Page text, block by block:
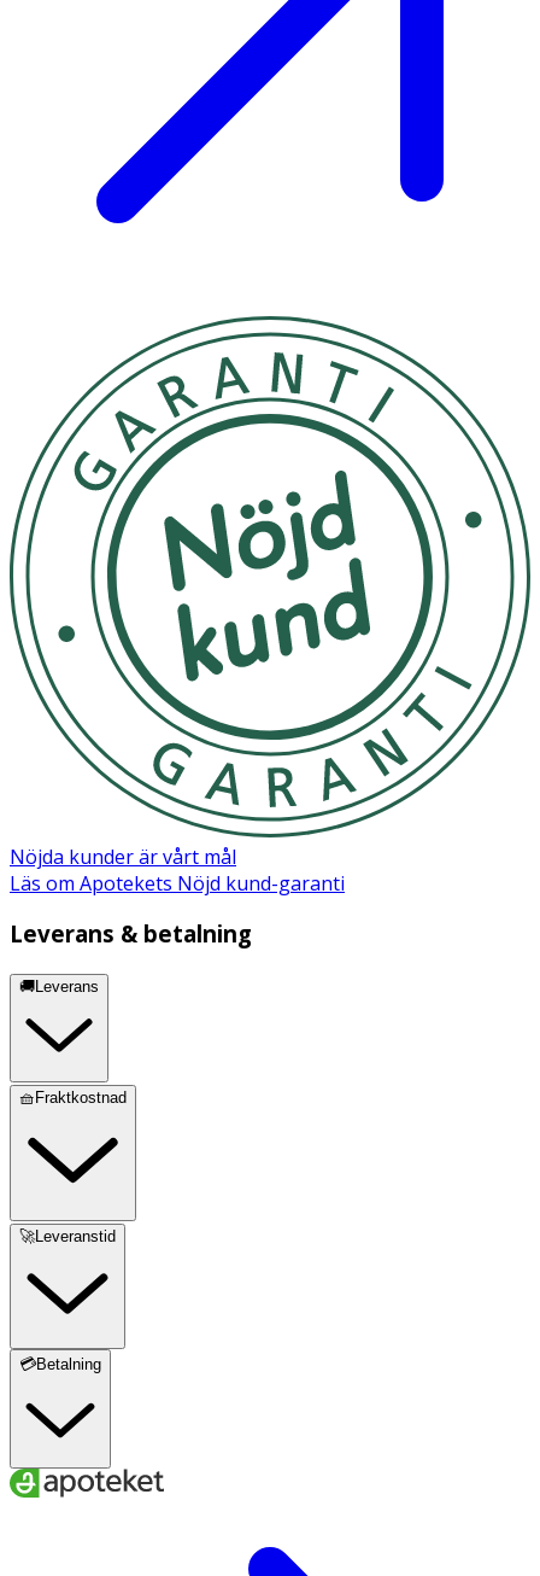
Nöjda kunder är vårt mål
Läs om Apotekets Nöjd kund-garanti
Leverans & betalning
🚚Leverans
🧺Fraktkostnad
🚀Leveranstid
💳Betalning